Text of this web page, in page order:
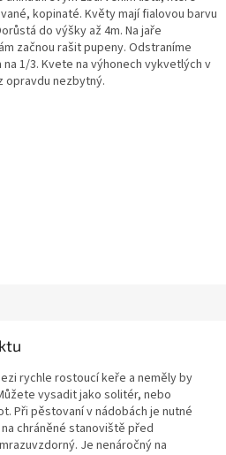
kopinaté. Květy mají fialovou barvu
do výšky až 4m. Na jaře
začnou rašit pupeny. Odstraníme
1/3. Kvete na výhonech vykvetlých v
nezbytný.
rychle rostoucí keře a neměly by
vysadit jako solitér, nebo
Při pěstovaní v nádobách je nutné
chráněné stanoviště před
Je nenáročný na